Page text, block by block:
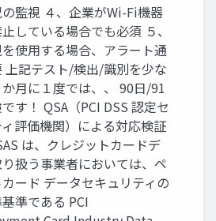
監視 ４、企業がWi-Fi機器
している場合でも必須 ５、
使用する場合、アラート通
上記テスト/検出/識別を少な
月に１度では、、 90日/91
す！ QSA（PCI DSS 認定セ
評価機関）による対応検証
は、クレジットカードデ
扱う事業者においては、ペ
ード データセキュリティの
準である PCI